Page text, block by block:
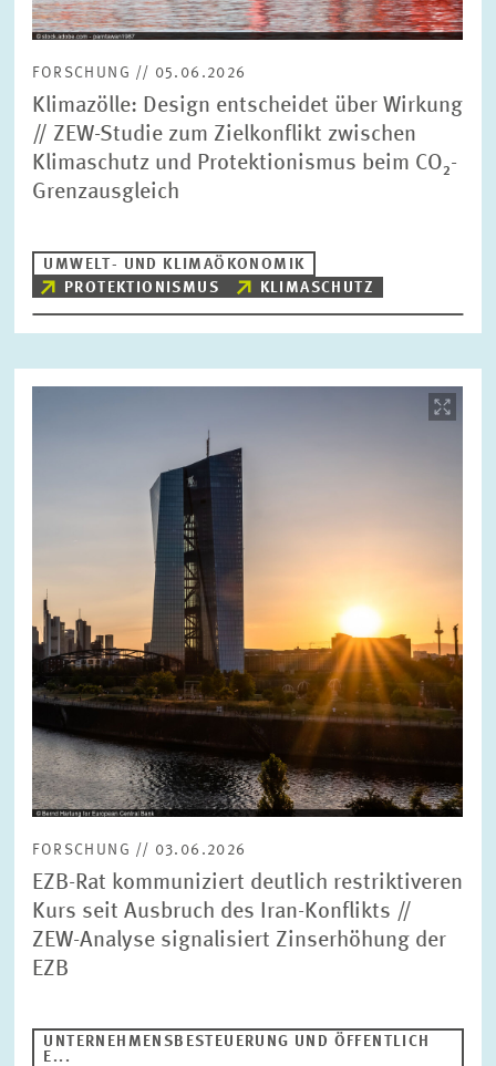
FORSCHUNG // 05.06.2026
Klimazölle: Design entscheidet über Wirkung
// ZEW-Studie zum Zielkonflikt zwischen
Klimaschutz und Protektionismus beim CO₂-
Grenzausgleich
UMWELT- UND KLIMAÖKONOMIK
PROTEKTIONISMUS
KLIMASCHUTZ
FORSCHUNG // 03.06.2026
EZB-Rat kommuniziert deutlich restriktiveren
Kurs seit Ausbruch des Iran-Konflikts //
ZEW-Analyse signalisiert Zinserhöhung der
EZB
UNTERNEHMENSBESTEUERUNG UND ÖFFENTLICH
E...